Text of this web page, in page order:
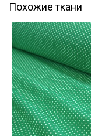
Похожие ткани